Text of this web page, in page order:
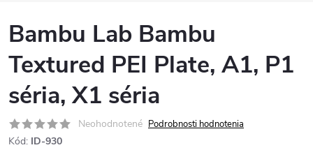
Bambu Lab Bambu
Textured PEI Plate, A1, P1
séria, X1 séria
Neohodnotené Podrobnosti hodnotenia
Kód: ID-930